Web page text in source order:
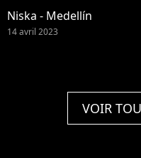
Niska - Medellín
14 avril 2023
VOIR